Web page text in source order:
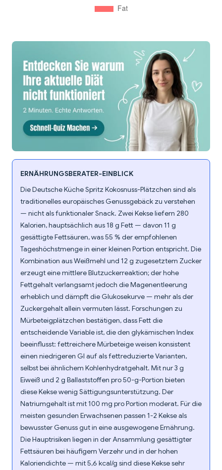
ERNÄHRUNGSBERATER-EINBLICK
Die Deutsche Küche Spritz Kokosnuss-Plätzchen sind als
traditionelles europäisches Genussgebäck zu verstehen
— nicht als funktionaler Snack. Zwei Kekse liefern 280
Kalorien, hauptsächlich aus 18 g Fett — davon 11 g
gesättigte Fettsäuren, was 55 % der empfohlenen
Tageshöchstmenge in einer kleinen Portion entspricht. Die
Kombination aus Weißmehl und 12 g zugesetztem Zucker
erzeugt eine mittlere Blutzuckerreaktion; der hohe
Fettgehalt verlangsamt jedoch die Magenentleerung
erheblich und dämpft die Glukosekurve — mehr als der
Zuckergehalt allein vermuten lässt. Forschungen zu
Mürbeteigplätzchen bestätigen, dass Fett die
entscheidende Variable ist, die den glykämischen Index
beeinflusst: fettreichere Mürbeteige weisen konsistent
einen niedrigeren GI auf als fettreduzierte Varianten,
selbst bei ähnlichem Kohlenhydratgehalt. Mit nur 3 g
Eiweiß und 2 g Ballaststoffen pro 50-g-Portion bieten
diese Kekse wenig Sättigungsunterstützung. Der
Natriumgehalt ist mit 100 mg pro Portion moderat. Für die
meisten gesunden Erwachsenen passen 1-2 Kekse als
bewusster Genuss gut in eine ausgewogene Ernährung.
Die Hauptrisiken liegen in der Ansammlung gesättigter
Fettsäuren bei häufigem Verzehr und in der hohen
Kaloriendichte — mit 5,6 kcal/g sind diese Kekse sehr